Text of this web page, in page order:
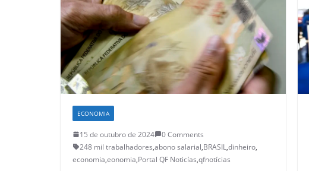
ECONOMIA
15 de outubro de 2024
0 Comments
248 mil trabalhadores,abono salarial,BRASIL,dinheiro,
economia,eonomia,Portal QF Noticías,qfnotícias